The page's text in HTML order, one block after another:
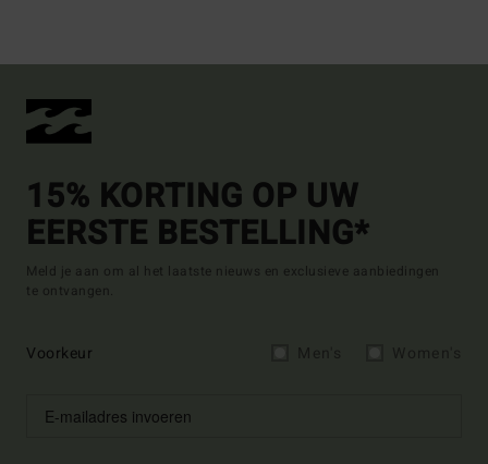
15% KORTING OP UW
EERSTE BESTELLING*
Meld je aan om al het laatste nieuws en exclusieve aanbiedingen
te ontvangen.
Voorkeur